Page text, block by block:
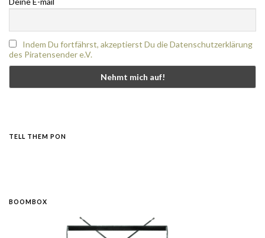
Indem Du fortfährst, akzeptierst Du die Datenschutzerklärung
des Piratensender e.V.
TELL THEM PON
BOOMBOX